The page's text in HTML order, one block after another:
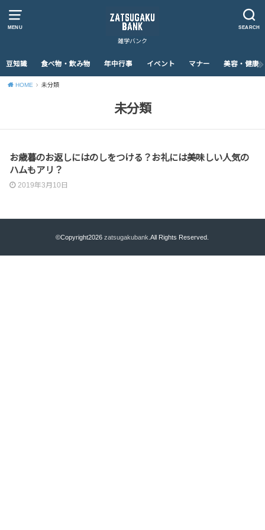
MENU SEARCH
雑学バンク
豆知識 食べ物・飲み物 年中行事 イベント マナー 美容・健康
HOME 未分類
未分類
お歳暮のお返しにはのしをつける？お礼には美味しい人気の
ハムもアリ？
2019年3月10日
©Copyright2026zatsugakubank .All Rights Reserved.